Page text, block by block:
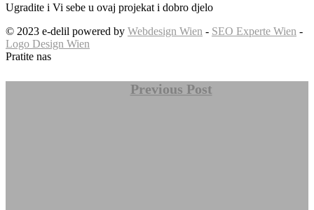
Ugradite i Vi sebe u ovaj projekat i dobro djelo
© 2023 e-delil powered by Webdesign Wien - SEO Experte Wien -
Logo Design Wien
Pratite nas
Previous Post